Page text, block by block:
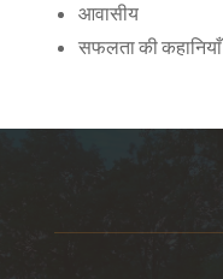
आवासीय
सफलता की कहानियाँ